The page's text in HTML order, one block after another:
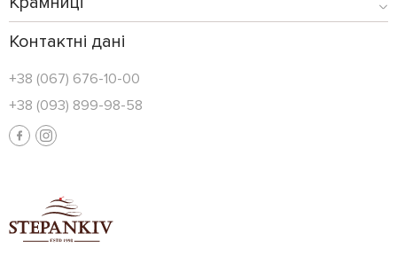
Контактні дані
+38 (067) 676-10-00
+38 (093) 899-98-58